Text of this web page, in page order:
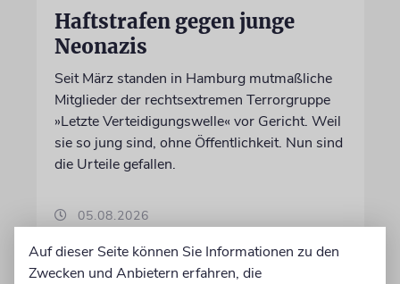
Haftstrafen gegen junge
Neonazis
Seit März standen in Hamburg mutmaßliche
Mitglieder der rechtsextremen Terrorgruppe
»Letzte Verteidigungswelle« vor Gericht. Weil
sie so jung sind, ohne Öffentlichkeit. Nun sind
die Urteile gefallen.
05.08.2026
Auf dieser Seite können Sie Informationen zu den
Zwecken und Anbietern erfahren, die